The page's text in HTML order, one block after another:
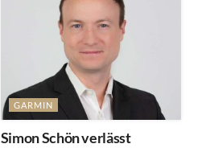
GARMIN
Simon Schön verlässt